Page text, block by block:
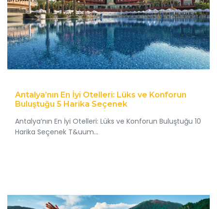
Antalya’nın En İyi Otelleri: Lüks ve Konforun
Buluştuğu 5 Harika Seçenek
Antalya’nın En İyi Otelleri: Lüks ve Konforun Buluştuğu 10
Harika Seçenek T&uum...